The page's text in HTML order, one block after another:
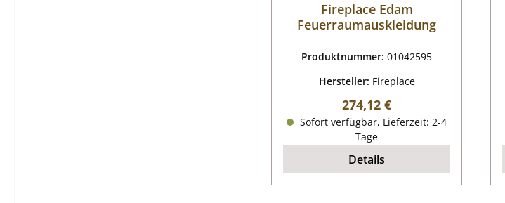
Fireplace Edam
Feuerraumauskleidung
Produktnummer:01042595
Hersteller: Fireplace
Regulärer Preis:
274,12 €
Sofort verfügbar, Lieferzeit: 2-4
Tage
Details